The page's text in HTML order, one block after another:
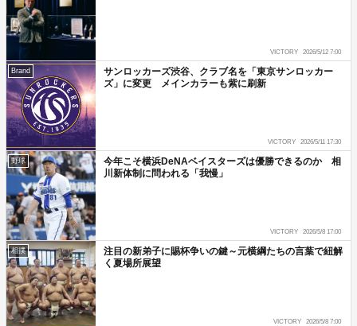
VICTORY 2026/5/12 7:00
Brand
サンロッカーズ渋谷、クラブ名を「東京サンロッカー
ズ」に変更 メインカラーも紫に刷新
VICTORY 2026/5/11 17:30
野球
今年こそ横浜DeNAベイスターズは優勝できるのか 相
川新体制に問われる「我慢」
VICTORY 2026/5/8 17:00
相撲
注目の新弟子に賜杯争いの鍵～元横綱たちの言葉で紐解
く夏場所展望
VICTORY 2026/5/8 7:00